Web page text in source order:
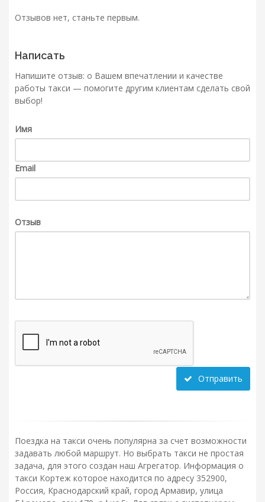
Отзывов нет, станьте первым.
Написать
Напишите отзыв: о Вашем впечатлении и качестве
работы такси — помогите другим клиентам сделать свой
выбор!
Имя
Email
Отзыв
Отправить
Поездка на такси очень популярна за счет возможности
задавать любой маршрут. Но выбрать такси не простая
задача, для этого создан наш Агрегатор. Информация о
такси Кортеж которое находится по адресу 352900,
Россия, Краснодарский край, город Армавир, улица